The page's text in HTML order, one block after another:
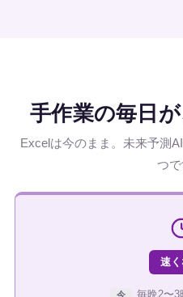
手作業の毎日が
Excelは今のまま。未来予測
つで
速
今 毎晩2〜3